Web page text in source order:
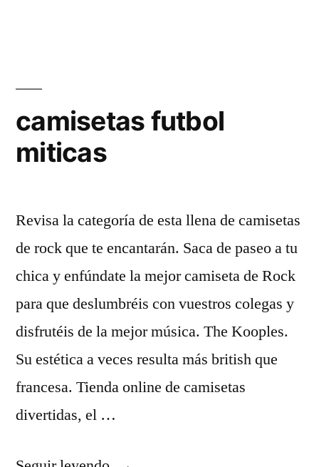
camisetas futbol
miticas
Revisa la categoría de esta llena de camisetas
de rock que te encantarán. Saca de paseo a tu
chica y enfúndate la mejor camiseta de Rock
para que deslumbréis con vuestros colegas y
disfrutéis de la mejor música. The Kooples.
Su estética a veces resulta más british que
francesa. Tienda online de camisetas
divertidas, el …